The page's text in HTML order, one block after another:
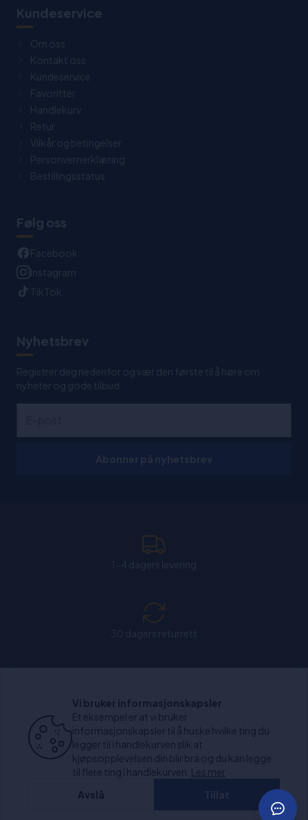
Kundeservice
Om oss
Kontakt oss
Kundeservice
Favoritter
Handlekurv
Retur
Vilkår og betingelser
Personvernerklæring
Bestillingsstatus
Følg oss
Facebook
Instagram
TikTok
Nyhetsbrev
Registrer deg nedenfor og vær den første til å høre om
nyheter og gode tilbud
Chat: Åpen alle hverdager fra kl. 11:00-15:30.
+1000 anmeldelser
Vi bruker informasjonskapsler
Et eksempel er at vi bruker
informasjonskapsler til å huske hvilke ting du
legger til i handlekurven slik at
kjøpsopplevelsen din blir bra og du kan legge
til flere ting i handlekurven. Les mer
Avslå